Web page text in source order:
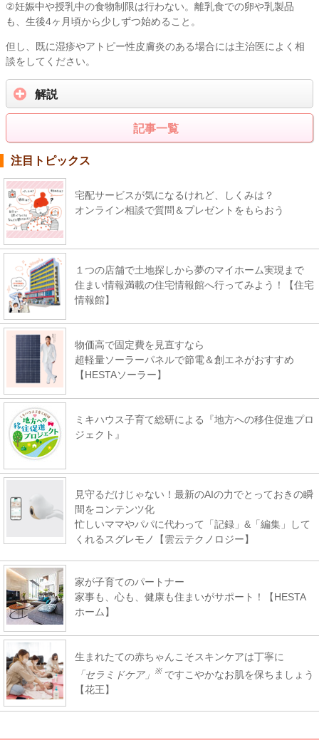
②妊娠中や授乳中の食物制限は行わない。離乳食での卵や乳製品
も、生後4ヶ月頃から少しずつ始めること。
但し、既に湿疹やアトピー性皮膚炎のある場合には主治医によく相
談をしてください。
解説
記事一覧
注目トピックス
宅配サービスが気になるけれど、しくみは？
オンライン相談で質問＆プレゼントをもらおう
１つの店舗で土地探しから夢のマイホーム実現まで
住まい情報満載の住宅情報館へ行ってみよう！【住宅
情報館】
物価高で固定費を見直すなら
超軽量ソーラーパネルで節電＆創エネがおすすめ
【HESTAソーラー】
ミキハウス子育て総研による『地方への移住促進プロ
ジェクト』
見守るだけじゃない！最新のAIの力でとっておきの瞬
間をコンテンツ化
忙しいママやパパに代わって「記録」&「編集」して
くれるスグレモノ【雲云テクノロジー】
家が子育てのパートナー
家事も、心も、健康も住まいがサポート！【HESTA
ホーム】
生まれたての赤ちゃんこそスキンケアは丁寧に
「セラミドケア」
※ ですこやかなお肌を保ちましょう
【花王】